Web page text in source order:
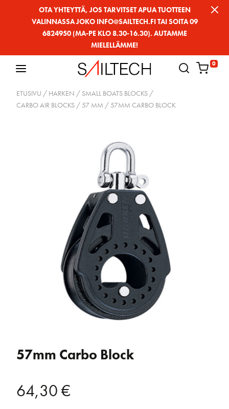
OTA YHTEYTTÄ, JOS TARVITSET APUA TUOTTEEN
VALINNASSA JOKO INFO@SAILTECH.FI TAI SOITA 09
6824950 (MA-PE KLO 8.30-16.30). AUTAMME
MIELELLÄMME!
0
ETUSIVU / HARKEN / SMALL BOATS BLOCKS /
CARBO AIR BLOCKS /57 MM / 57MM CARBO BLOCK
57mm Carbo Block
64,30€